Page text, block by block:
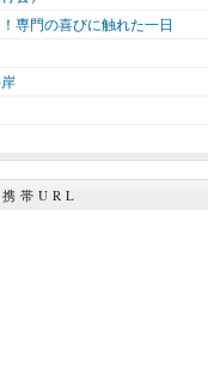
専門の喜びに触れた一日
携帯URL